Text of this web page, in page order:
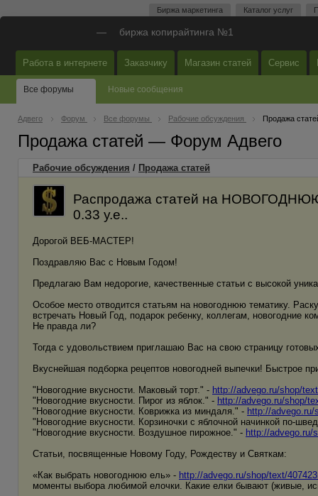
Биржа маркетинга Каталог услуг
— биржа копирайтинга №1
Работа в интернете Заказчику Магазин статей Сервис
Все форумы Новые сообщения
Адвего Форум Все форумы Рабочие обсуждения Продажа
Продажа статей — Форум Адвего
Рабочие обсуждения / Продажа статей
Распродажа статей на
0.33 у.е..
Дорогой ВЕБ-МАСТЕР!
Поздравляю Вас с Новым Годом!
Предлагаю Вам недорогие, качественные статьи с высокой
Особое место отводится статьям на новогоднюю тематику.
встречать Новый Год, подарок ребенку, коллегам, новогодние
Не правда ли?
Тогда с удовольствием приглашаю Вас на свою страницу
Вкуснейшая подборка рецептов новогодней выпечки! Быстрое
"Новогодние вкусности. Маковый торт." - http://advego.ru/shop/
"Новогодние вкусности. Пирог из яблок." - http://advego.ru/shop/
"Новогодние вкусности. Коврижка из миндаля." - http://
"Новогодние вкусности. Корзиночки с яблочной начинкой по-
"Новогодние вкусности. Воздушное пирожное." - http://advego.ru/
Статьи, посвященные Новому Году, Рождеству и Святкам:
«Как выбрать новогоднюю ель» - http://advego.ru/shop/text/
моменты выбора любимой елочки. Какие елки бывают (живые,